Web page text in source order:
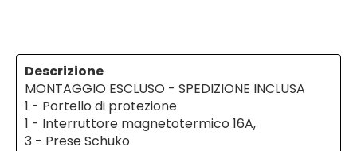
Descrizione
MONTAGGIO ESCLUSO - SPEDIZIONE INCLUSA
1 - Portello di protezione
1 - Interruttore magnetotermico 16A,
3 - Prese Schuko